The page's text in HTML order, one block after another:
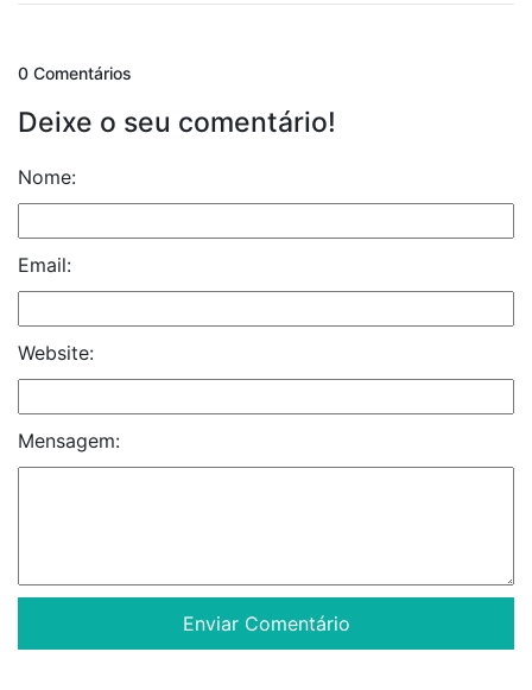
0 Comentários
Deixe o seu comentário!
Nome:
Email:
Website:
Mensagem: